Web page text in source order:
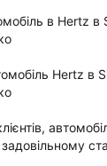
в Hertz в
Hertz в